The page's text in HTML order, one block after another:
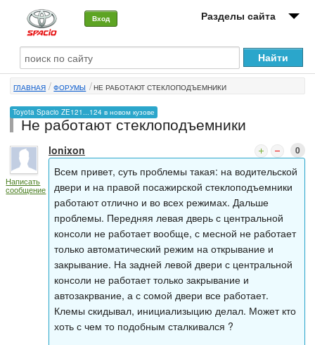
Вход Разделы сайта
О машине
Автоклуб
Форумы
Сервисы и услуги
Новости
ГЛАВНАЯ ФОРУМЫ НЕ РАБОТАЮТ СТЕКЛОПОДЪЕМНИКИ
Toyota Spacio ZE121...124 в новом кузове
Не работают стеклоподъемники
Написать
сообщение
lonixon 0
Всем привет, суть проблемы такая: на водительской
двери и на правой посажирской стеклоподъемники
работают отлично и во всех режимах. Дальше
проблемы. Передняя левая дверь с центральной
консоли не работает вообще, с месной не работает
только автоматический режим на открывание и
закрывание. На задней левой двери с центральной
консоли не работает только закрывание и
автозакрвание, а с сомой двери все работает.
Клемы скидывал, инициализыцию делал. Может кто
хоть с чем то подобным сталкивался ?